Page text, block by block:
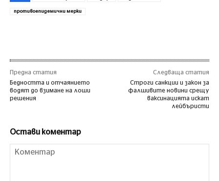
противоепидемични мерки
Предна статия
Бедността и отчаянието
водят до взимане на лоши
решения
Следваща статия
Строги санкции и закон за
фалшивите новини срещу
ваксинацията искат
лейбъристи
Остави коментар